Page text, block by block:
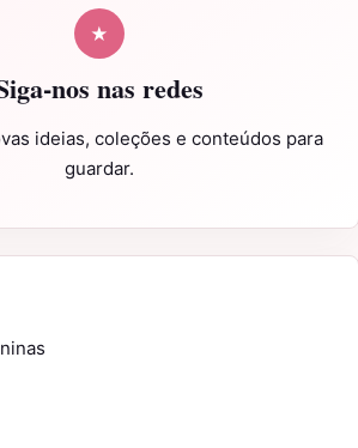
★
nos nas redes
ideias, coleções e conteúdos para
guardar.